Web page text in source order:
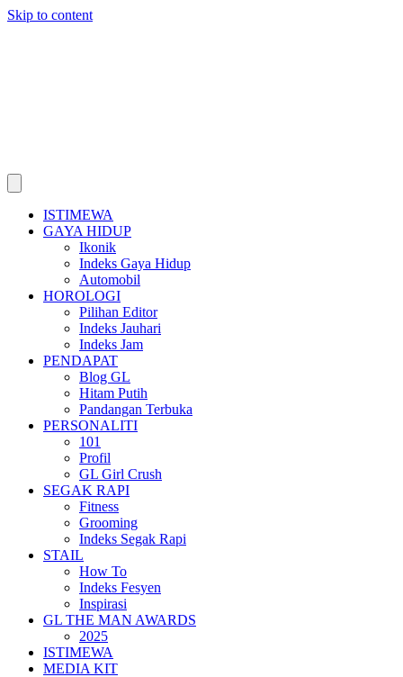
Skip to content
ISTIMEWA
GAYA HIDUP
Ikonik
Indeks Gaya Hidup
Automobil
HOROLOGI
Pilihan Editor
Indeks Jauhari
Indeks Jam
PENDAPAT
Blog GL
Hitam Putih
Pandangan Terbuka
PERSONALITI
101
Profil
GL Girl Crush
SEGAK RAPI
Fitness
Grooming
Indeks Segak Rapi
STAIL
How To
Indeks Fesyen
Inspirasi
GL THE MAN AWARDS
2025
ISTIMEWA
MEDIA KIT